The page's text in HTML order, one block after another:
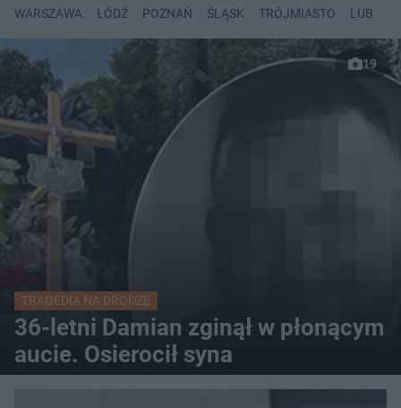
WARSZAWA ŁÓDŹ POZNAŃ ŚLĄSK TRÓJMIASTO LUBLIN
19
TRAGEDIA NA DRODZE
36-letni Damian zginął w płonącym
aucie. Osierocił syna